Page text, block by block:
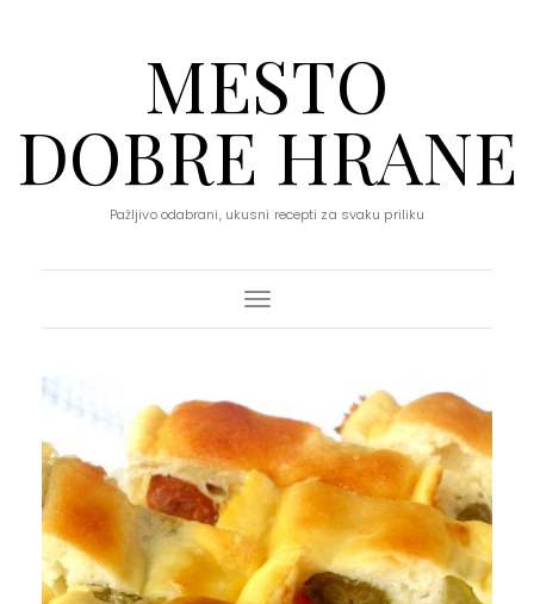
MESTO
DOBRE HRANE
Pažljivo odabrani, ukusni recepti za svaku priliku
Toggle Navigation